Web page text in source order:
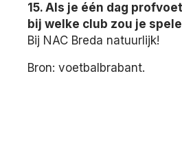
15. Als je één dag
bij welke club zou je
Bij NAC Breda natuurlijk!
Bron: voetbalbrabant.